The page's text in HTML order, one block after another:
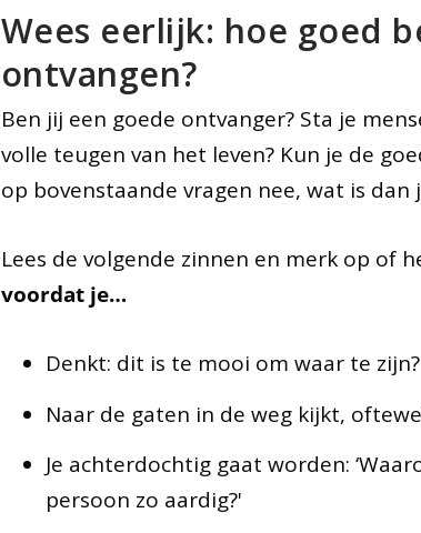
Wees eerlijk: hoe goed
ontvangen?
Ben jij een goede ontvanger? Sta je
volle teugen van het leven? Kun je de
op bovenstaande vragen nee, wat is dan
Lees de volgende zinnen en merk op of
voordat je…
Denkt: dit is te mooi om waar te zijn?
Naar de gaten in de weg kijkt,
Je achterdochtig gaat worden:
persoon zo aardig?'